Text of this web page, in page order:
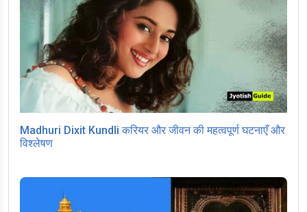
Madhuri Dixit Kundli करियर और जीवन की महत्वपूर्ण घटनाएँ और
विश्लेषण